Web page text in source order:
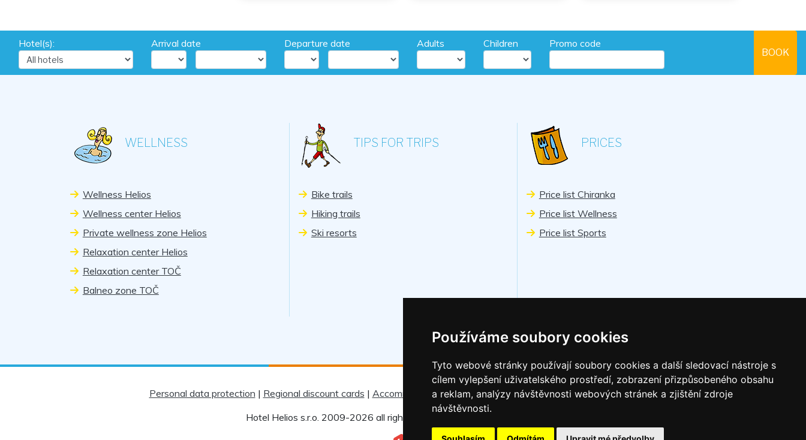
Používáme soubory cookies
Tyto webové stránky používají soubory cookies a další sledovací nástroje s
cílem vylepšení uživatelského prostředí, zobrazení přizpůsobeného obsahu
a reklam, analýzy návštěvnosti webových stránek a zjištění zdroje
návštěvnosti.
Hotel(s): Arrival date Departure date Adults Children Promo code
WELLNESS
Wellness Helios
Wellness center Helios
Private wellness zone Helios
Relaxation center Helios
Relaxation center TOČ
Balneo zone TOČ
TIPS FOR TRIPS
Bike trails
Hiking trails
Ski resorts
PRICES
Price list Chiranka
Price list Wellness
Price list Sports
Personal data protection | Regional discount cards | Accommodation rules| For children|Restaurant Helios|Partners|
Hotel Helios s.r.o. 2009-2026 all rights reserved |